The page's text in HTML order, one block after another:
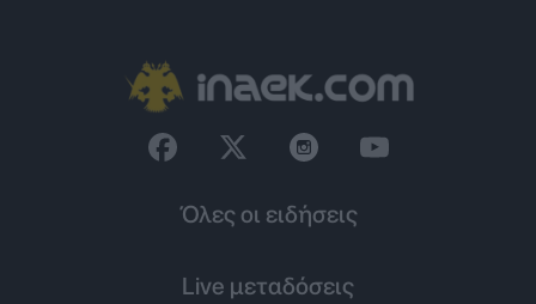
Όλες οι ειδήσεις
Live μεταδόσεις